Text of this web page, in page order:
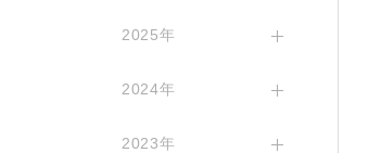
2025年
2024年
2023年